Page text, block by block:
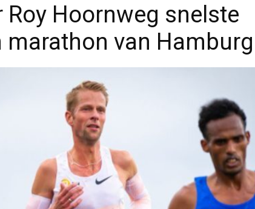
Roy Hoornweg snelste
marathon van Hamburg